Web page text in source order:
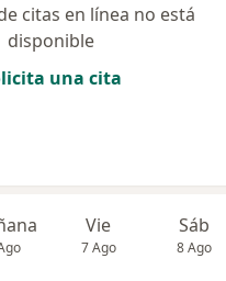
citas en línea no está
disponible
una cita
Vie
7 Ago
Sáb
8 Ago